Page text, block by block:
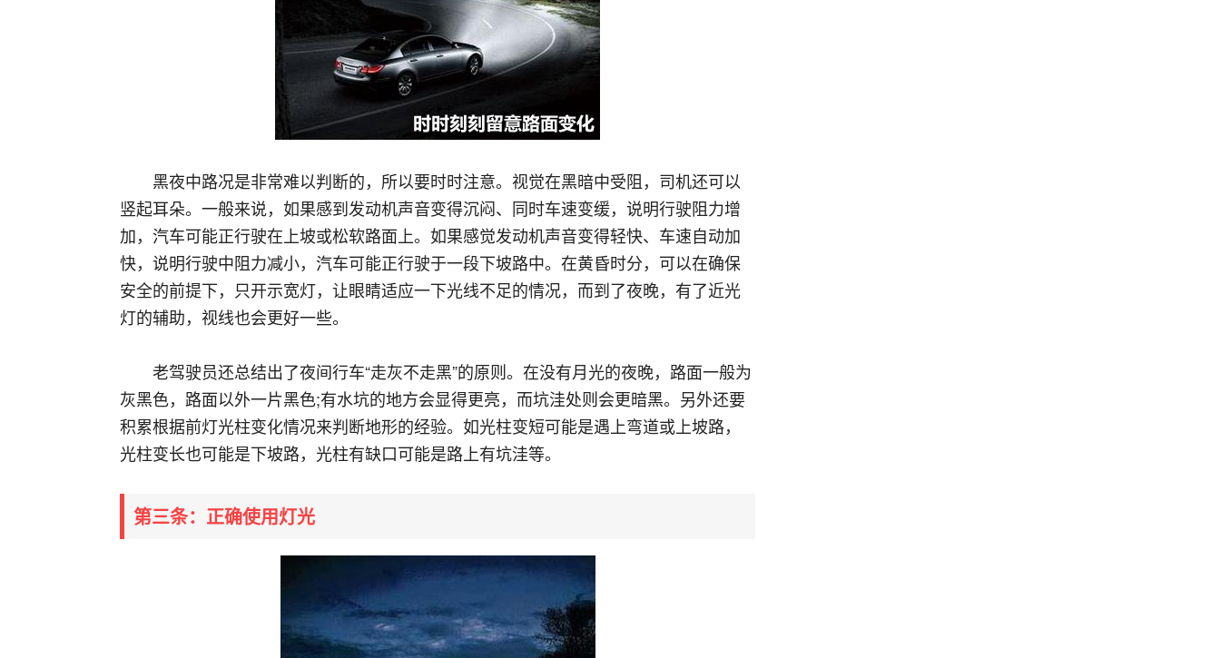
黑夜中路况是非常难以判断的，所以要时时注意。视觉在黑暗中受阻，司机还可以
竖起耳朵。一般来说，如果感到发动机声音变得沉闷、同时车速变缓，说明行驶阻力增
加，汽车可能正行驶在上坡或松软路面上。如果感觉发动机声音变得轻快、车速自动加
快，说明行驶中阻力减小，汽车可能正行驶于一段下坡路中。在黄昏时分，可以在确保
安全的前提下，只开示宽灯，让眼睛适应一下光线不足的情况，而到了夜晚，有了近光
灯的辅助，视线也会更好一些。
老驾驶员还总结出了夜间行车“走灰不走黑”的原则。在没有月光的夜晚，路面一般为
灰黑色，路面以外一片黑色;有水坑的地方会显得更亮，而坑洼处则会更暗黑。另外还要
积累根据前灯光柱变化情况来判断地形的经验。如光柱变短可能是遇上弯道或上坡路，
光柱变长也可能是下坡路，光柱有缺口可能是路上有坑洼等。
第三条：正确使用灯光